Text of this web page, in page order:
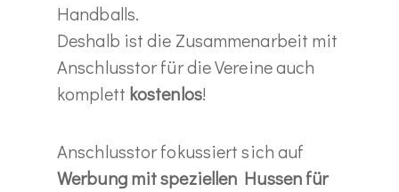
Handballs.
Deshalb ist die Zusammenarbeit mit
Anschlusstor für die Vereine auch
komplett kostenlos!
Anschlusstor fokussiert sich auf
Werbung mit speziellen Hussen für